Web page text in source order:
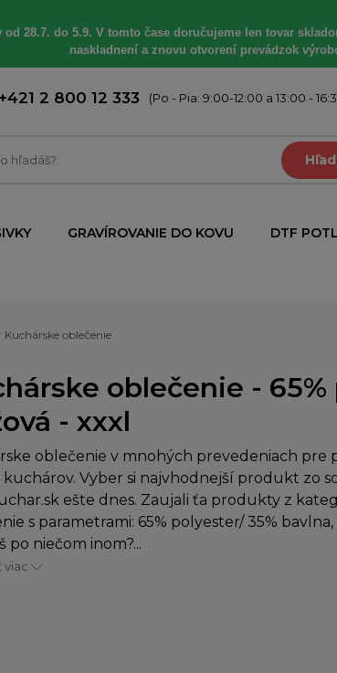
28.7. do 5.9. V tomto čase doručujeme len tovar
naskladnení a znovu otvorení prevádzok
+421 2 800 12 333 (Po - Pia: 9:00-12:00 a 13:00 -
GRAVÍROVANIE DO KOVU DTF
Kuchárske oblečenie
oblečenie -
- xxxl
oblečenie v mnohých prevedeniach pre
kuchárov. Vyber si najvhodnejší produkt zo
ešte dnes. Zaujali ťa produkty z
s parametrami: 65% polyester/ 35%
po niečom inom?...
viac